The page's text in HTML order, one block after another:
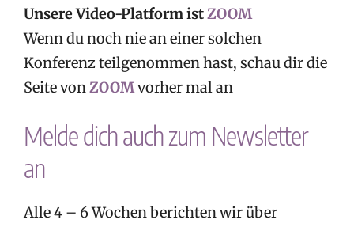
Unsere Video-Platform istZOOM
Wenn du noch nie an einer solchen
Konferenz teilgenommen hast, schau dir die
Seite vonZOOMvorher mal an
Melde dich auch zum Newsletter
an
Alle 4 – 6 Wochen berichten wir über